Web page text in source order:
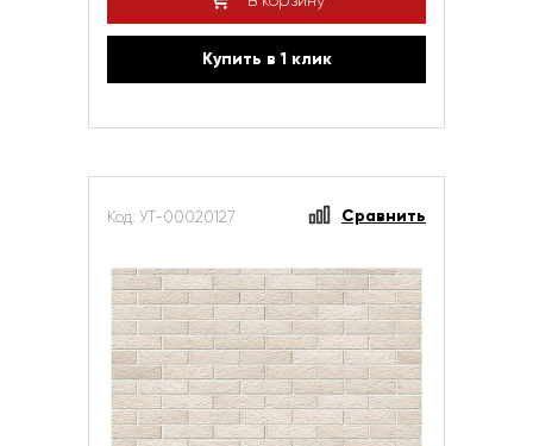
Купить в 1 клик
Код: УТ-00020127 Сравнить